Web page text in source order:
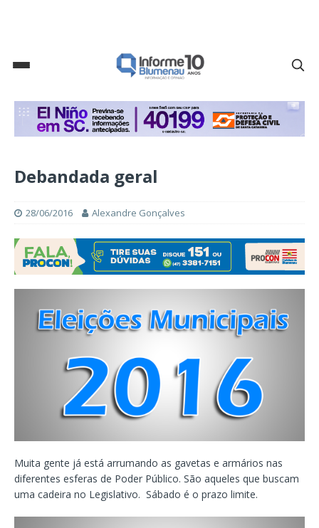
Debandada geral
28/06/2016 Alexandre Gonçalves
Muita gente já está arrumando as gavetas e armários nas
diferentes esferas de Poder Público. São aqueles que buscam
uma cadeira no Legislativo. Sábado é o prazo limite.